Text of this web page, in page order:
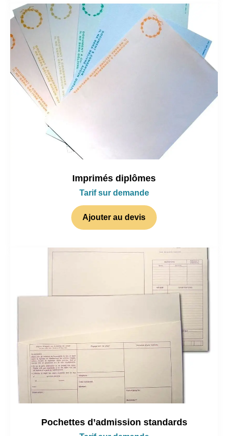
Imprimés diplômes
Tarif sur demande
Ajouter au devis
Pochettes d’admission standards